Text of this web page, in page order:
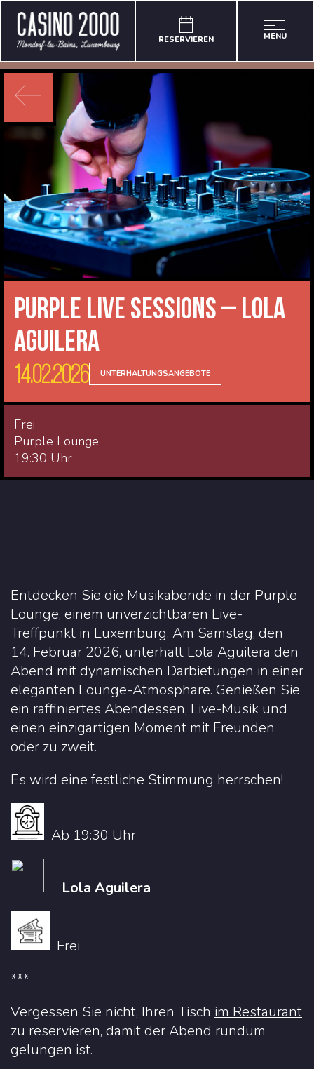
RESERVIEREN MENU
Purple Live Sessions – Lola
Aguilera
14.02.2026 UNTERHALTUNGSANGEBOTE
Frei
Purple Lounge
19:30 Uhr
Entdecken Sie die Musikabende in der Purple
Lounge, einem unverzichtbaren Live-
Treffpunkt in Luxemburg. Am Samstag, den
14. Februar 2026, unterhält Lola Aguilera den
Abend mit dynamischen Darbietungen in einer
eleganten Lounge-Atmosphäre. Genießen Sie
ein raffiniertes Abendessen, Live-Musik und
einen einzigartigen Moment mit Freunden
oder zu zweit.
Es wird eine festliche Stimmung herrschen!
Ab 19:30 Uhr
Lola Aguilera
Frei
***
Vergessen Sie nicht, Ihren Tisch im Restaurant
zu reservieren, damit der Abend rundum
gelungen ist.